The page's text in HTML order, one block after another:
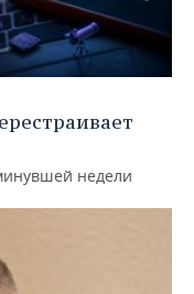
недели